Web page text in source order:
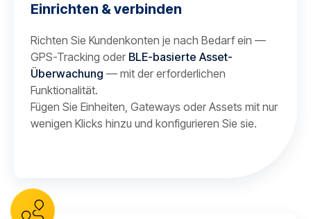
Einrichten & verbinden
Richten Sie Kundenkonten je nach Bedarf ein —
GPS-Tracking oder BLE-basierte Asset-
Überwachung — mit der erforderlichen
Funktionalität.
Fügen Sie Einheiten, Gateways oder Assets mit nur
wenigen Klicks hinzu und konfigurieren Sie sie.